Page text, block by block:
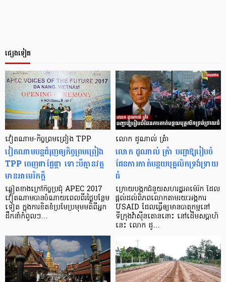
ផ្សេងទៀត
វៀតណាម-​កិច្ចព្រមព្រៀង TPP
វៀតណាម​បន្ត​ជំរុញ​ឲ្យ​កិច្ច​ព្រមព្រៀង
TPP ចេញ​ជា​ផ្លែផ្កា ទោះ​បី​គ្មាន​វត្ត
មាន​អាមេរិក​ក្ដី
ឆ្លៀត​ខាង​ក្រៅ​កិច្ច​ប្រជុំ APEC 2017
វៀតណាម​បាន​ចំណាយ​ពេល​ពីរ​ថ្ងៃ​បន្ថែម​
ទៀត ក្នុង​ការ​ខិតខំ​ប្រមែ​ប្រមុម​មតិ​ពី​អ្នក​
ដឹកនាំ​កំពូលៗ​…
លោក ដូណាល់ ត្រំា
លោក ដូណាល់ ត្រំា បញ្ជាឱ្យរៀបចំ
ផែនការកាត់បន្ថយបុគ្គលិកទ្រង់ទ្រាយ
ធំ
ក្រោយបង្កកជំនួយសហរដ្ឋអាម៉េរិក ដែល
ផ្តល់ដល់ពិភពលោកតាមរយៈអង្គការ
USAID ដែលធ្វើឲ្យមានបាតុកម្មនៅ
ទីក្រុងវ៉ាស៊ីនតោននោះ នៅដើមសប្តាហ៍
នេះ លោក ដូ…